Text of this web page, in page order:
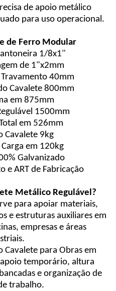
de apoio metálico
para uso operacional.
de Ferro Modular
1/8x1"
de 1"x2mm
Travamento 40mm
Cavalete 800mm
em 875mm
1500mm
em 526mm
Cavalete 9kg
em 120kg
Galvanizado
e ART de Fabricação
Metálico Regulável?
para apoiar materiais,
e estruturas auxiliares em
empresas e áreas
Cavalete para Obras em
temporário, altura
e organização de
trabalho.